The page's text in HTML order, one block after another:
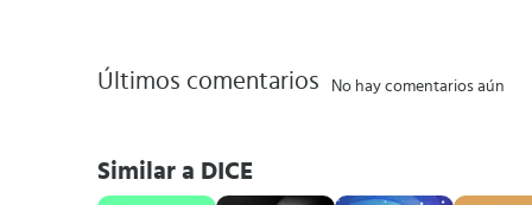
Últimos comentarios No hay comentarios aún
Similar a DICE